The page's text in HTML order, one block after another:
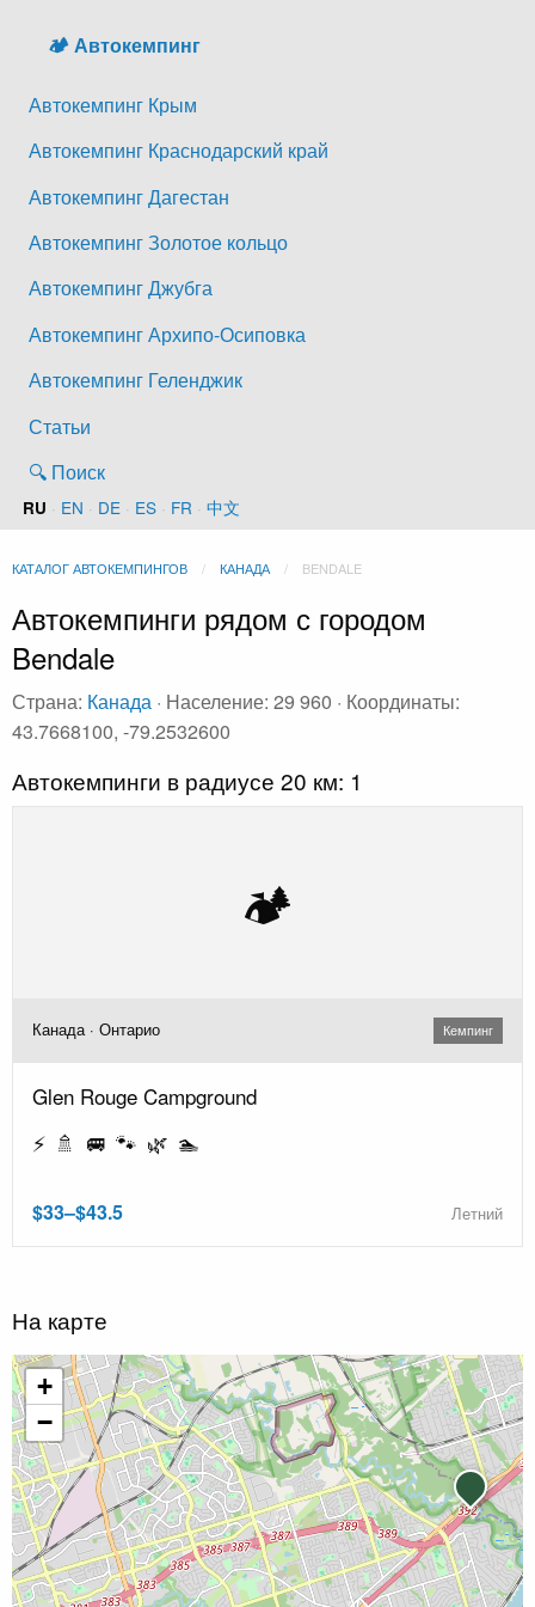
🏕️ Автокемпинг
Автокемпинг Крым
Автокемпинг Краснодарский край
Автокемпинг Дагестан
Автокемпинг Золотое кольцо
Автокемпинг Джубга
Автокемпинг Архипо-Осиповка
Автокемпинг Геленджик
Статьи
🔍 Поиск
RU · EN · DE · ES · FR · 中文
КАТАЛОГ АВТОКЕМПИНГОВ КАНАДА BENDALE
Автокемпинги рядом с городом
Bendale
Страна: Канада · Население: 29 960 · Координаты:
43.7668100, -79.2532600
Автокемпинги в радиусе 20 км: 1
🏕️
Канада · Онтарио Кемпинг
Glen Rouge Campground
⚡ 🚿 🚐 🐾 🌿 🏊
$33–$43.5 Летний
На карте
+
−